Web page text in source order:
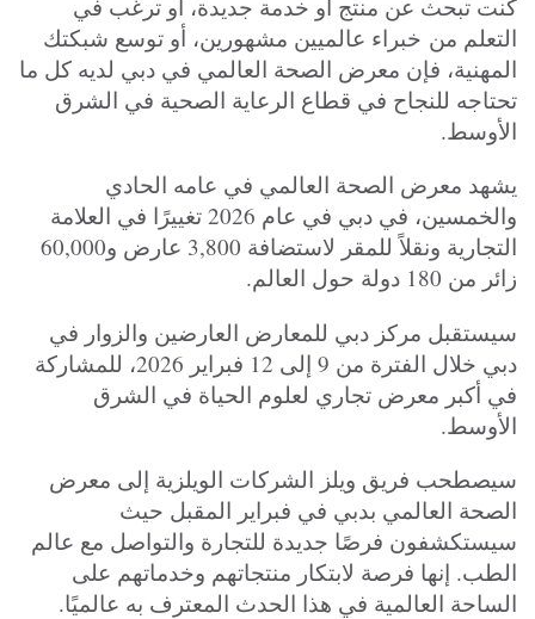
كنت تبحث عن منتج أو خدمة جديدة، أو ترغب في
التعلم من خبراء عالميين مشهورين، أو توسع شبكتك
المهنية، فإن معرض الصحة العالمي في دبي لديه كل ما
تحتاجه للنجاح في قطاع الرعاية الصحية في الشرق
الأوسط.
يشهد معرض الصحة العالمي في عامه الحادي
والخمسين، في دبي في عام 2026 تغييرًا في العلامة
التجارية ونقلاً للمقر لاستضافة 3,800 عارض و60,000
زائر من 180 دولة حول العالم.
سيستقبل مركز دبي للمعارض العارضين والزوار في
دبي خلال الفترة من 9 إلى 12 فبراير 2026، للمشاركة
في أكبر معرض تجاري لعلوم الحياة في الشرق
الأوسط.
سيصطحب فريق ويلز الشركات الويلزية إلى معرض
الصحة العالمي بدبي في فبراير المقبل حيث
سيستكشفون فرصًا جديدة للتجارة والتواصل مع عالم
الطب. إنها فرصة لابتكار منتجاتهم وخدماتهم على
الساحة العالمية في هذا الحدث المعترف به عالميًا.